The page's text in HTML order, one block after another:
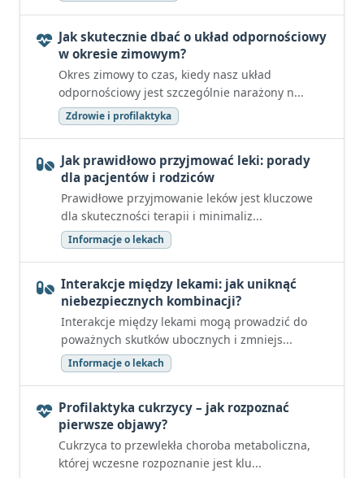
Jak skutecznie dbać o układ odpornościowy
w okresie zimowym?
Okres zimowy to czas, kiedy nasz układ
odpornościowy jest szczególnie narażony n...
Zdrowie i profilaktyka
Jak prawidłowo przyjmować leki: porady
dla pacjentów i rodziców
Prawidłowe przyjmowanie leków jest kluczowe
dla skuteczności terapii i minimaliz...
Informacje o lekach
Interakcje między lekami: jak uniknąć
niebezpiecznych kombinacji?
Interakcje między lekami mogą prowadzić do
poważnych skutków ubocznych i zmniejs...
Informacje o lekach
Profilaktyka cukrzycy – jak rozpoznać
pierwsze objawy?
Cukrzyca to przewlekła choroba metaboliczna,
której wczesne rozpoznanie jest klu...